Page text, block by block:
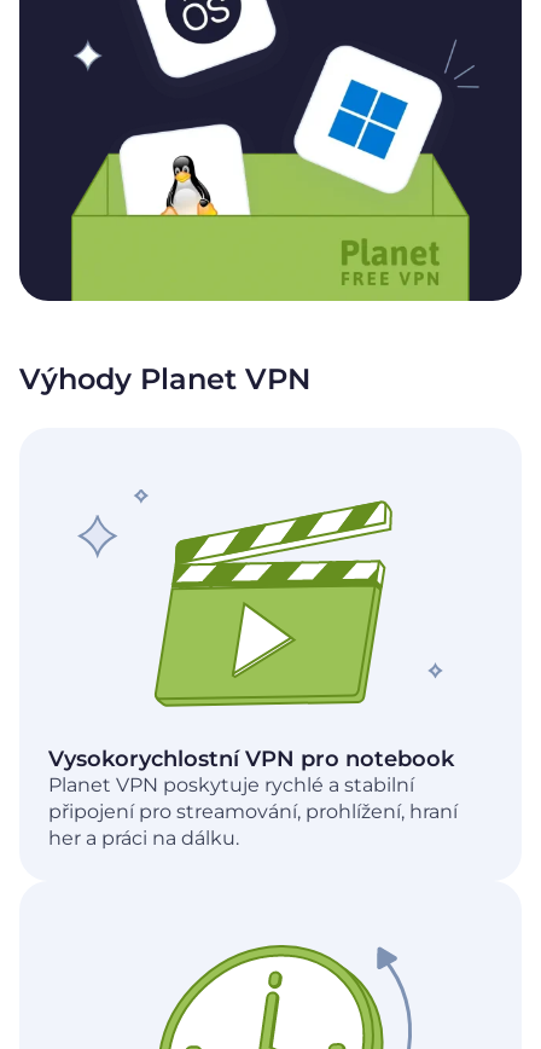
Výhody Planet VPN
Vysokorychlostní VPN pro notebook
Planet VPN poskytuje rychlé a stabilní
připojení pro streamování, prohlížení, hraní
her a práci na dálku.